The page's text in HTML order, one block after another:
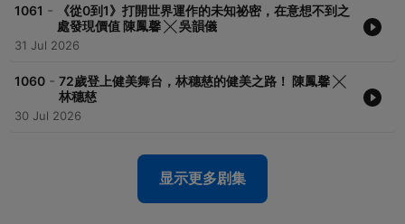
1061 -
《從0到1》打開世界運作的未知祕密，在意想不到之
處發現價值 陳鳳馨 ╳ 吳韻儀
31 Jul 2026
1060 - 72歲登上健美舞台，林穗慈的健美之路！ 陳鳳馨 ╳
林穗慈
30 Jul 2026
显示更多剧集